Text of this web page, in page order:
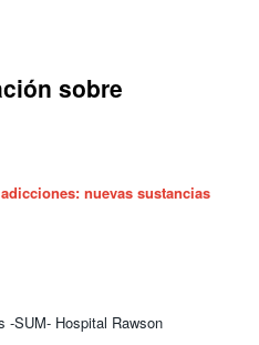
sobre
nuevas sustancias
-SUM- Hospital Rawson